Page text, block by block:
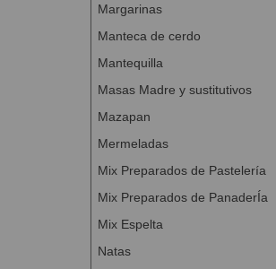
Margarinas
Manteca de cerdo
Mantequilla
Masas Madre y sustitutivos
Mazapan
Mermeladas
Mix Preparados de Pastelería
Mix Preparados de PanaderÍa
Mix Espelta
Natas